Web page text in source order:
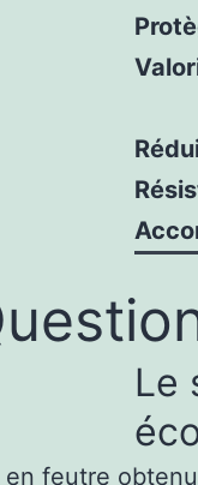
Le
feutre